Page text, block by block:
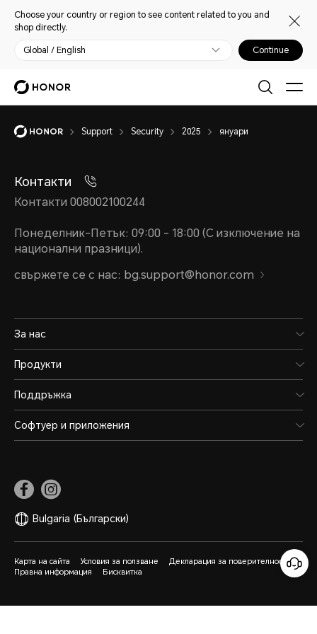
Choose your country or region to see content related to you and
shop directly.
Global / English Continue
Support Security 2025 януари
Контакти
Контакти 008002100244
Понеделник-Петък: 09:00 - 18:00 (С изключение на
национални празници).
свържете се с нас: bg.support@honor.com
За нас
Продукти
Поддръжка
Софтуер и приложения
Bulgaria (Български)
Карта на сайта Условия за ползване
Декларация за поверителност
Правна информация
Бисквитка